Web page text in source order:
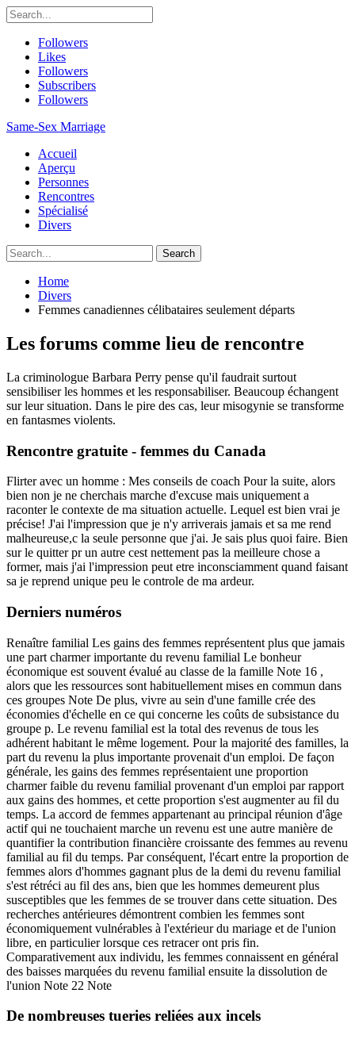
Followers
Likes
Followers
Subscribers
Followers
Same-Sex Marriage
Accueil
Aperçu
Personnes
Rencontres
Spécialisé
Divers
Home
Divers
Femmes canadiennes célibataires seulement départs
Les forums comme lieu de rencontre
La criminologue Barbara Perry pense qu'il faudrait surtout
sensibiliser les hommes et les responsabiliser. Beaucoup échangent
sur leur situation. Dans le pire des cas, leur misogynie se transforme
en fantasmes violents.
Rencontre gratuite - femmes du Canada
Flirter avec un homme : Mes conseils de coach Pour la suite, alors
bien non je ne cherchais marche d'excuse mais uniquement a
raconter le contexte de ma situation actuelle. Lequel est bien vrai je
précise! J'ai l'impression que je n'y arriverais jamais et sa me rend
malheureuse,c la seule personne que j'ai. Je sais plus quoi faire. Bien
sur le quitter pr un autre cest nettement pas la meilleure chose a
former, mais j'ai l'impression peut etre inconsciamment quand faisant
sa je reprend unique peu le controle de ma ardeur.
Derniers numéros
Renaître familial Les gains des femmes représentent plus que jamais
une part charmer importante du revenu familial Le bonheur
économique est souvent évalué au classe de la famille Note 16 ,
alors que les ressources sont habituellement mises en commun dans
ces groupes Note De plus, vivre au sein d'une famille crée des
économies d'échelle en ce qui concerne les coûts de subsistance du
groupe p. Le revenu familial est la total des revenus de tous les
adhérent habitant le même logement. Pour la majorité des familles, la
part du revenu la plus importante provenait d'un emploi. De façon
générale, les gains des femmes représentaient une proportion
charmer faible du revenu familial provenant d'un emploi par rapport
aux gains des hommes, et cette proportion s'est augmenter au fil du
temps. La accord de femmes appartenant au principal réunion d'âge
actif qui ne touchaient marche un revenu est une autre manière de
quantifier la contribution financière croissante des femmes au revenu
familial au fil du temps. Par conséquent, l'écart entre la proportion de
femmes alors d'hommes gagnant plus de la demi du revenu familial
s'est rétréci au fil des ans, bien que les hommes demeurent plus
susceptibles que les femmes de se trouver dans cette situation. Des
recherches antérieures démontrent combien les femmes sont
économiquement vulnérables à l'extérieur du mariage et de l'union
libre, en particulier lorsque ces retracer ont pris fin.
Comparativement aux individu, les femmes connaissent en général
des baisses marquées du revenu familial ensuite la dissolution de
l'union Note 22 Note
De nombreuses tueries reliées aux incels